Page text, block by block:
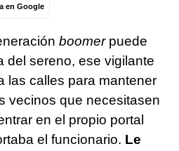
en Google
boomerpuede
del sereno, ese vigilante
las calles para mantener
vecinos que necesitasen
en el propio portal
el funcionario. Le